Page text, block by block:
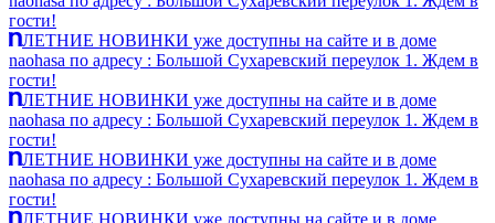
гости!
ЛЕТНИЕ НОВИНКИ уже доступны на сайте и в доме
naohasa по адресу : Большой Сухаревский переулок 1. Ждем в
гости!
ЛЕТНИЕ НОВИНКИ уже доступны на сайте и в доме
naohasa по адресу : Большой Сухаревский переулок 1. Ждем в
гости!
ЛЕТНИЕ НОВИНКИ уже доступны на сайте и в доме
naohasa по адресу : Большой Сухаревский переулок 1. Ждем в
гости!
ЛЕТНИЕ НОВИНКИ уже доступны на сайте и в доме